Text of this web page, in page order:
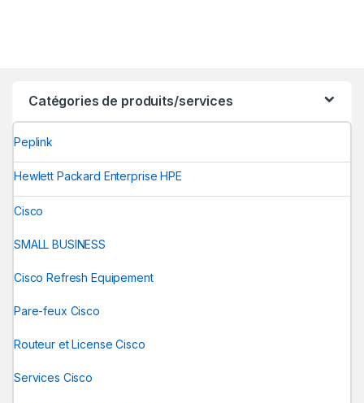
Catégories de produits/services
Peplink
Hewlett Packard Enterprise HPE
Cisco
SMALL BUSINESS
Cisco Refresh Equipement
Pare-feux Cisco
Routeur et License Cisco
Services Cisco